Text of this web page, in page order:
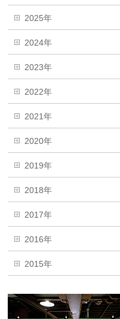
2025年
2024年
2023年
2022年
2021年
2020年
2019年
2018年
2017年
2016年
2015年